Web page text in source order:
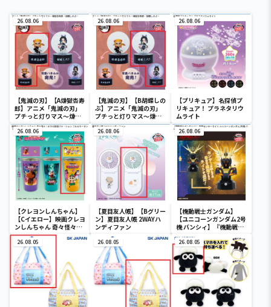
26.08.06
【鬼滅の刃】【A煉獄杏寿
郎】アニメ「鬼滅の刃」
プチっと灯りマス～煉獄
杏寿郎・胡蝶しのぶ～
26.08.06
【鬼滅の刃】【B胡蝶しの
ぶ】アニメ「鬼滅の刃」
プチっと灯りマス～煉獄
杏寿郎・胡蝶しのぶ～
26.08.06
【プリキュア】名探偵プ
リキュア！ プラネタリウ
ムライト
26.08.06
【クレヨンしんちゃん】
【Cイエロー】映画クレヨ
ンしんちゃん 奇々怪々！
オラの妖怪バケ～ション
フルカラータンブラー
26.08.06
【夏目友人帳】【Bグリー
ン】夏目友人帳 2WAYハ
ンディファン
26.08.06
【機動戦士ガンダム】
【ユニコーンガンダム2号
機 バンシィ】『機動戦士
ーライト-ユニコーンガン
ダム2号機 バンシィ（デ
ストロイモード）-
26.08.05 26.08.05 26.08.05